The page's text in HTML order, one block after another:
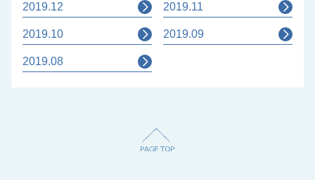
2019.12 2019.11
2019.10 2019.09
2019.08